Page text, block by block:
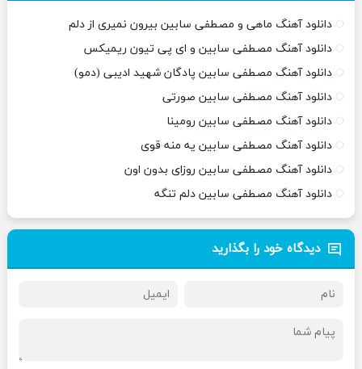
دانلود آهنگ ماهی و مصطفی سابین بیرون نمیری از دلم
دانلود آهنگ مصطفی سابین و ای پی تیون ریمیکس
دانلود آهنگ مصطفی سابین پادگان شهید ادیبی (دمو)
دانلود آهنگ مصطفی سابین صورتی
دانلود آهنگ مصطفی سابین رومینا
دانلود آهنگ مصطفی سابین یه منه قوی
دانلود آهنگ مصطفی سابین روزای بدون اون
دانلود آهنگ مصطفی سابین دلم تنگه
دیدگاه خود را بگذارید